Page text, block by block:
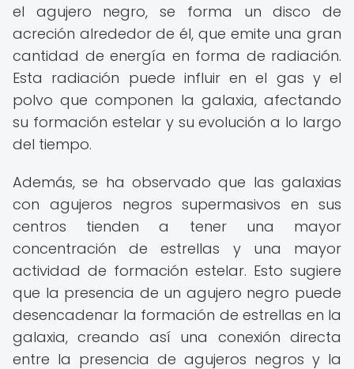
el agujero negro, se forma un disco de
acreción alrededor de él, que emite una gran
cantidad de energía en forma de radiación.
Esta radiación puede influir en el gas y el
polvo que componen la galaxia, afectando
su formación estelar y su evolución a lo largo
del tiempo.
Además, se ha observado que las galaxias
con agujeros negros supermasivos en sus
centros tienden a tener una mayor
concentración de estrellas y una mayor
actividad de formación estelar. Esto sugiere
que la presencia de un agujero negro puede
desencadenar la formación de estrellas en la
galaxia, creando así una conexión directa
entre la presencia de agujeros negros y la